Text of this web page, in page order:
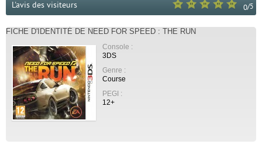
0/5
L'avis des visiteurs
FICHE D'IDENTITÉ DE NEED FOR SPEED : THE RUN
Console :
3DS
Genre :
Course
PEGI :
12+